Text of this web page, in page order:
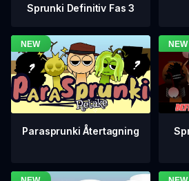
Sprunki Definitiv Fas 3
Parasprunki Återtagning